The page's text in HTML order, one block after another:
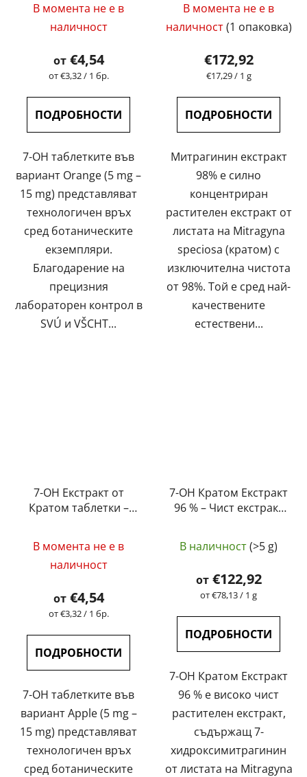
В момента не е в
наличност
от€4,54
Измерване
цената:
от €3,32 / 1 бр.
ПОДРОБНОСТИ
7-OH таблетките във
вариант Orange (5 mg –
15 mg) представляват
технологичен връх
сред ботаническите
екземпляри.
Благодарение на
прецизния
лабораторен контрол в
SVÚ и VŠCHT...
| GreenGuru
оценка
на
продукта
е
от
В момента не е в
наличност(1 опаковка)
€172,92
Измерване
цената:
€17,29 / 1 g
ПОДРОБНОСТИ
Митрагинин екстракт
98% е силно
концентриран
растителен екстракт от
листата на Mitragyna
speciosa (кратом) с
изключителна чистота
от 98%. Той е сред най-
качествените
естествени...
7-OH Екстракт от
Кратом таблетки –
В момента не е в
наличност
от€4,54
Измерване
цената:
от €3,32 / 1 бр.
ПОДРОБНОСТИ
7-OH таблетките във
вариант Apple (5 mg –
15 mg) представляват
технологичен връх
сред ботаническите
7-OH Кратом Екстракт
96 % – Чист екстракт
| GreenGuru
оценка
на
продукта
4,5
звезди.
В наличност(>5 g)
от€122,92
Измерване
цената:
от €78,13 / 1 g
ПОДРОБНОСТИ
7-OH Кратом Екстракт
96 % е високо чист
растителен екстракт,
съдържащ 7-
хидроксимитрагинин
от листата на Mitragyna